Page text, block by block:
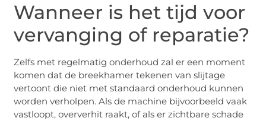
Wanneer is het tijd voor
vervanging of reparatie?
Zelfs met regelmatig onderhoud zal er een moment
komen dat de breekhamer tekenen van slijtage
vertoont die niet met standaard onderhoud kunnen
worden verholpen. Als de machine bijvoorbeeld vaak
vastloopt, oververhit raakt, of als er zichtbare schade